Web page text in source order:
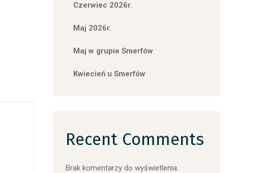
Czerwiec 2026r.
Maj 2026r.
Maj w grupie Smerfów
Kwiecień u Smerfów
Recent Comments
Brak komentarzy do wyświetlenia.